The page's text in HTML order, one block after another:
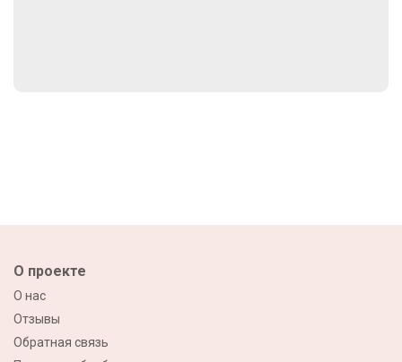
О проекте
О нас
Отзывы
Обратная связь